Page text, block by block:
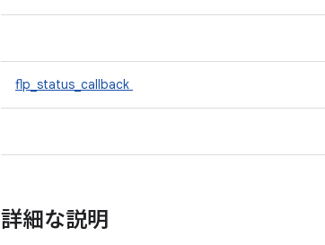
flp_status_callback
詳細な説明